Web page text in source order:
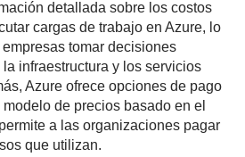
detallada sobre los costos
cargas de trabajo en Azure, lo
tomar decisiones
infraestructura y los servicios
Azure ofrece opciones de pago
de precios basado en el
a las organizaciones pagar
que utilizan.